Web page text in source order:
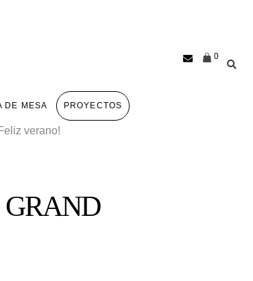
0
DE MESA PROYECTOS
verano!
GRAND